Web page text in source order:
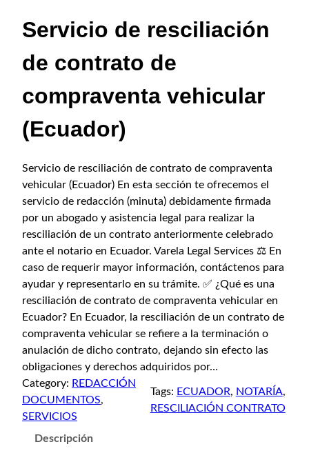
Servicio de resciliación
de contrato de
compraventa vehicular
(Ecuador)
Servicio de resciliación de contrato de compraventa
vehicular (Ecuador) En esta sección te ofrecemos el
servicio de redacción (minuta) debidamente firmada
por un abogado y asistencia legal para realizar la
resciliación de un contrato anteriormente celebrado
ante el notario en Ecuador. Varela Legal Services ⚖️ En
caso de requerir mayor información, contáctenos para
ayudar y representarlo en su trámite. ✅ ¿Qué es una
resciliación de contrato de compraventa vehicular en
Ecuador? En Ecuador, la resciliación de un contrato de
compraventa vehicular se refiere a la terminación o
anulación de dicho contrato, dejando sin efecto las
obligaciones y derechos adquiridos por…
Category: REDACCIÓN
DOCUMENTOS
SERVICIOS
Tags: ECUADOR, NOTARÍA
RESCILIACIÓN CONTRATO
Descripción